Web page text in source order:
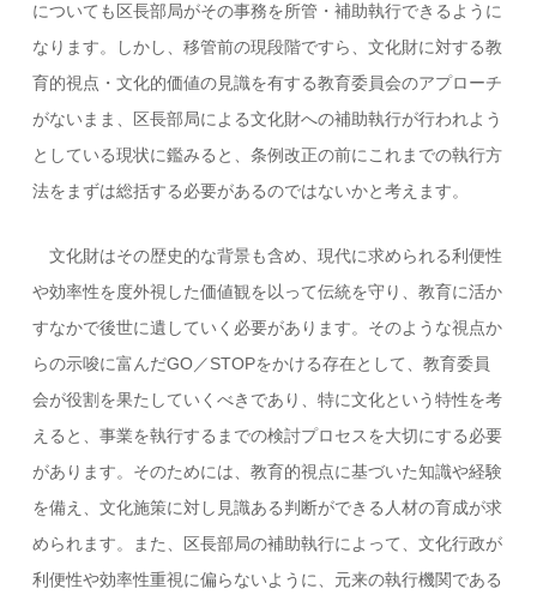
についても区長部局がその事務を所管・補助執行できるように
なります。しかし、移管前の現段階ですら、文化財に対する教
育的視点・文化的価値の見識を有する教育委員会のアプローチ
がないまま、区長部局による文化財への補助執行が行われよう
としている現状に鑑みると、条例改正の前にこれまでの執行方
法をまずは総括する必要があるのではないかと考えます。
文化財はその歴史的な背景も含め、現代に求められる利便性
や効率性を度外視した価値観を以って伝統を守り、教育に活か
すなかで後世に遺していく必要があります。そのような視点か
らの示唆に富んだGO／STOPをかける存在として、教育委員
会が役割を果たしていくべきであり、特に文化という特性を考
えると、事業を執行するまでの検討プロセスを大切にする必要
があります。そのためには、教育的視点に基づいた知識や経験
を備え、文化施策に対し見識ある判断ができる人材の育成が求
められます。また、区長部局の補助執行によって、文化行政が
利便性や効率性重視に偏らないように、元来の執行機関である